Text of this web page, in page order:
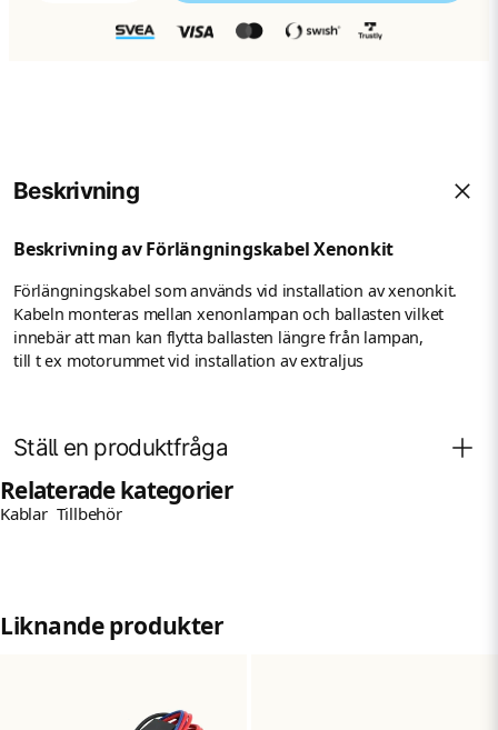
Beskrivning
Beskrivning av Förlängningskabel Xenonkit
Förlängningskabel som används vid installation av xenonkit.
Kabeln monteras mellan xenonlampan och ballasten vilket
innebär att man kan flytta ballasten längre från lampan,
till t ex motorummet vid installation av extraljus
Ställ en produktfråga
Fråga oss något om denna produkten...
name
Relaterade kategorier
Kablar Tillbehör
Liknande produkter